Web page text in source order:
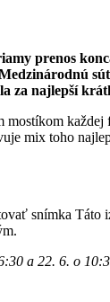
prenos
za najlepší
každej
mix toho
snímka
a 22. 6. o